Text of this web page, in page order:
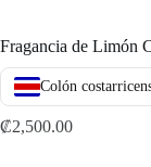
Fragancia de Limón
Colón
₡2,500.00